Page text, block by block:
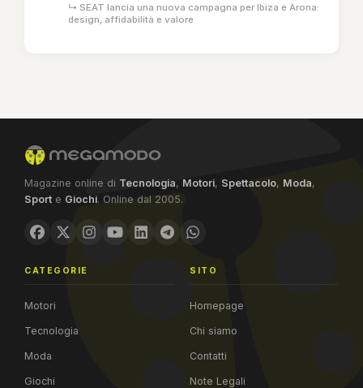
↳ SEAT lancia una nuova campagna per Ibiza e Arona:
design, affidabilità e valore
Magazine online di Tecnologia, Motori, Spettacolo, Moda,
Sport e Giochi. Online dal 2005.
CATEGORIE
Motori
Tecnologia
Moda
Giochi
SITO
Homepage
Chi siamo
Contatti
Note Legali